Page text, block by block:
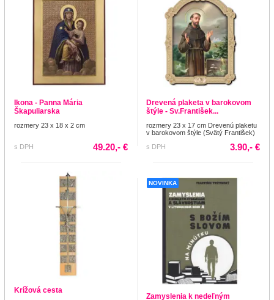
Ikona - Panna Mária
Škapuliarska
rozmery 23 x 18 x 2 cm
s DPH 49.20,- €
Drevená plaketa v barokovom
štýle - Sv.František...
rozmery 23 x 17 cm Drevenú plaketu
v barokovom štýle (Svätý František)
s DPH
3.90,- €
Krížová cesta
NOVINKA
Zamyslenia k nedeľným